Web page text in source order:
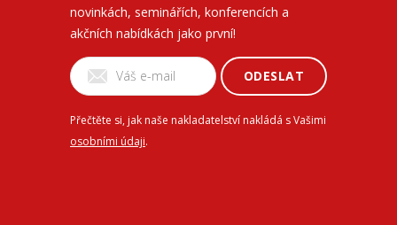
novinkách, seminářích, konferencích a
akčních nabídkách jako první!
ODESLAT
Přečtěte si, jak naše nakladatelství nakládá s Vašimi
osobními údaji.